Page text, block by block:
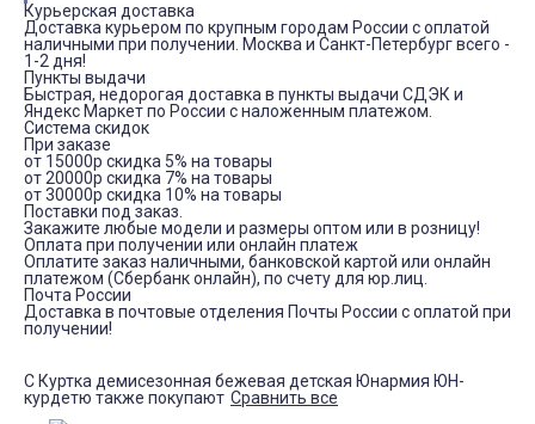
Курьерская доставка
Доставка курьером по крупным городам России с оплатой
наличными при получении. Москва и Санкт-Петербург всего -
1-2 дня!
Пункты выдачи
Быстрая, недорогая доставка в пункты выдачи СДЭК и
Яндекс Маркет по России с наложенным платежом.
Система скидок
При заказе
от 15000р скидка 5% на товары
от 20000р скидка 7% на товары
от 30000р скидка 10% на товары
Поставки под заказ.
Закажите любые модели и размеры оптом или в розницу!
Оплата при получении или онлайн платеж
Оплатите заказ наличными, банковской картой или онлайн
платежом (Сбербанк онлайн), по счету для юр.лиц.
Почта России
Доставка в почтовые отделения Почты России с оплатой при
получении!
С Куртка демисезонная бежевая детская Юнармия ЮН-
курдетю также покупают Сравнить все